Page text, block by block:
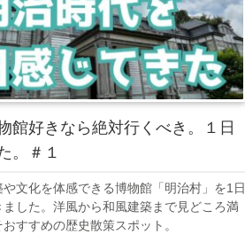
館好きなら絶対行くべき。１日
。＃１
文化を体感できる博物館「明治村」を1日
した。洋風から和風建築まで見どころ満
すすめの歴史散策スポット。